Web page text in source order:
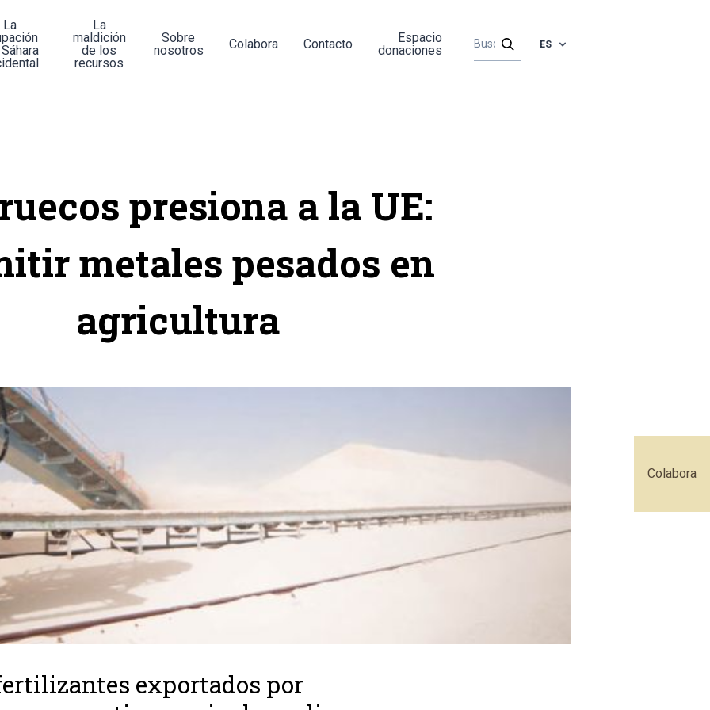
Colabora
La
La
maldición
de los
recursos
Sobre
nosotros
Colabora Contacto
Espacio
donaciones
ES
presiona a la UE:
metales pesados en
agricultura
exportados por